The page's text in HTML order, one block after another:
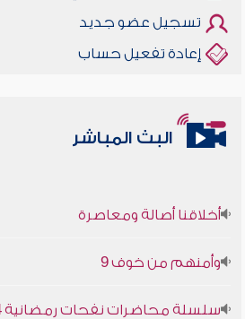
تسجيل عضو جديد
إعادة تفعيل حساب
البث المباشر
أخلاقنا أصالة ومعاصرة
وأمنهم من خوف 9
سلسلة محاضرات نفحات رمضانية 1444هـ